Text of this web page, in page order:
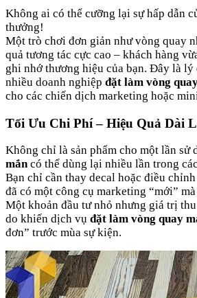
Không ai có thể cưỡng lại sự hấp dẫn
thưởng!
Một trò chơi đơn giản như vòng quay
quả tương tác cực cao – khách hàng
ghi nhớ thương hiệu của bạn. Đây là lý
nhiều doanh nghiệp đặt làm vòng
cho các chiến dịch marketing hoặc
Tối Ưu Chi Phí – Hiệu Quả Dài
Không chỉ là sản phẩm cho một lần sử
mắncó thể dùng lại nhiều lần trong
Bạn chỉ cần thay decal hoặc điều
đã có một công cụ marketing “mới”
Một khoản đầu tư nhỏ nhưng giá trị
do khiến dịch vụ đặt làm vòng quay
đơn” trước mùa sự kiện.